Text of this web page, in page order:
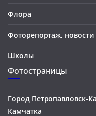
Флора
Фоторепортаж, новости
Школы
Фотостраницы
Город Петропавловск-
Камчатка